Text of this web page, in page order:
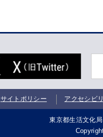
サイトポリシー アクセシビ
東京都生活文化